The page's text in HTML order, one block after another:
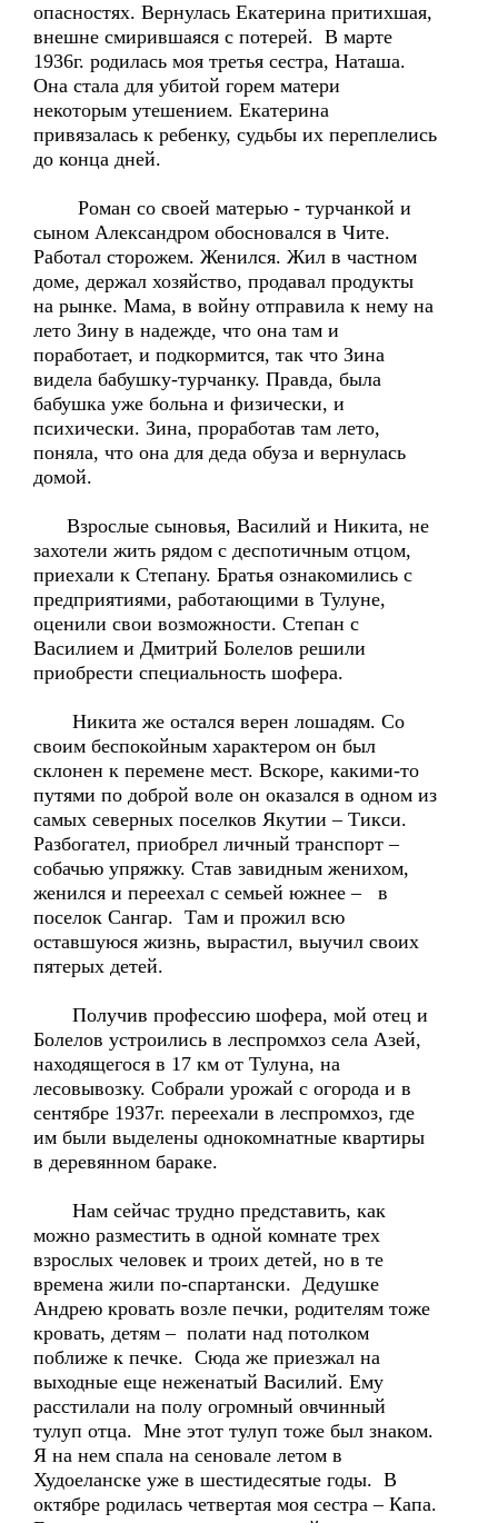
опасностях. Вернулась Екатерина притихшая,
внешне смирившаяся с потерей. В марте
1936г. родилась моя третья сестра, Наташа.
Она стала для убитой горем матери
некоторым утешением. Екатерина
привязалась к ребенку, судьбы их переплелись
до конца дней.
Роман со своей матерью - турчанкой и
сыном Александром обосновался в Чите.
Работал сторожем. Женился. Жил в частном
доме, держал хозяйство, продавал продукты
на рынке. Мама, в войну отправила к нему на
лето Зину в надежде, что она там и
поработает, и подкормится, так что Зина
видела бабушку-турчанку. Правда, была
бабушка уже больна и физически, и
психически. Зина, проработав там лето,
поняла, что она для деда обуза и вернулась
домой.
Взрослые сыновья, Василий и Никита, не
захотели жить рядом с деспотичным отцом,
приехали к Степану. Братья ознакомились с
предприятиями, работающими в Тулуне,
оценили свои возможности. Степан с
Василием и Дмитрий Болелов решили
приобрести специальность шофера.
Никита же остался верен лошадям. Со
своим беспокойным характером он был
склонен к перемене мест. Вскоре, какими-то
путями по доброй воле он оказался в одном из
самых северных поселков Якутии – Тикси.
Разбогател, приобрел личный транспорт –
собачью упряжку. Став завидным женихом,
женился и переехал с семьей южнее – в
поселок Сангар. Там и прожил всю
оставшуюся жизнь, вырастил, выучил своих
пятерых детей.
Получив профессию шофера, мой отец и
Болелов устроились в леспромхоз села Азей,
находящегося в 17 км от Тулуна, на
лесовывозку. Собрали урожай с огорода и в
сентябре 1937г. переехали в леспромхоз, где
им были выделены однокомнатные квартиры
в деревянном бараке.
Нам сейчас трудно представить, как
можно разместить в одной комнате трех
взрослых человек и троих детей, но в те
времена жили по-спартански. Дедушке
Андрею кровать возле печки, родителям тоже
кровать, детям – полати над потолком
поближе к печке. Сюда же приезжал на
выходные еще неженатый Василий. Ему
расстилали на полу огромный овчинный
тулуп отца. Мне этот тулуп тоже был знаком.
Я на нем спала на сеновале летом в
Худоеланске уже в шестидесятые годы. В
октябре родилась четвертая моя сестра – Капа.